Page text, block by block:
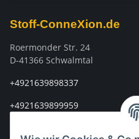
Stoff-ConneXion.de
Roermonder Str. 24
D-41366 Schwalmtal
+4921639898337
+4921639899959